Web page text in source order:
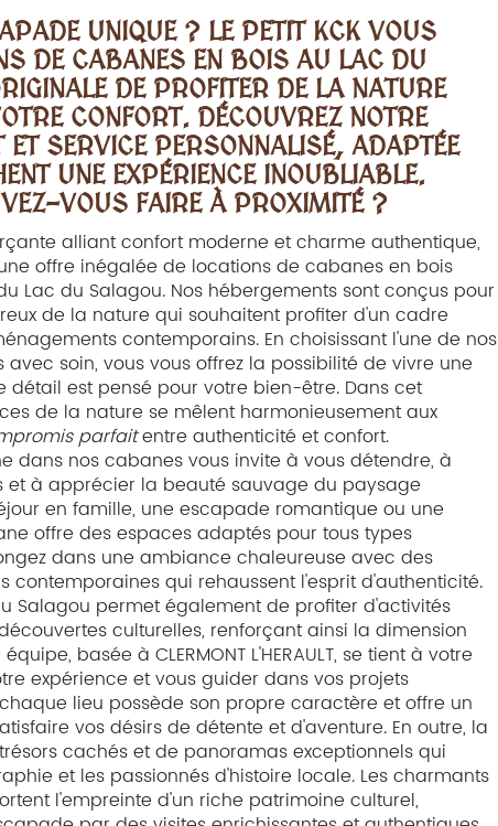
UNIQUE ? LE PETIT KCK VOUS
DE CABANES EN BOIS AU LAC DU
DE PROFITER DE LA NATURE
CONFORT. DÉCOUVREZ NOTRE
ET SERVICE PERSONNALISÉ, ADAPTÉE
UNE EXPÉRIENCE INOUBLIABLE.
VOUS FAIRE À PROXIMITÉ ?
alliant confort moderne et charme authentique,
une offre inégalée de locations de cabanes en bois
Lac du Salagou. Nos hébergements sont conçus pour
de la nature qui souhaitent profiter d'un cadre
contemporains. En choisissant l'une de nos
soin, vous vous offrez la possibilité de vivre une
est pensé pour votre bien-être. Dans cet
de la nature se mêlent harmonieusement aux
parfaitentre authenticité et confort.
dans nos cabanes vous invite à vous détendre, à
et à apprécier la beauté sauvage du paysage
en famille, une escapade romantique ou une
offre des espaces adaptés pour tous types
dans une ambiance chaleureuse avec des
contemporaines qui rehaussent l'esprit d'authenticité.
Salagou permet également de profiter d'activités
culturelles, renforçant ainsi la dimension
basée à CLERMONT L'HERAULT, se tient à votre
expérience et vous guider dans vos projets
lieu possède son propre caractère et offre un
vos désirs de détente et d'aventure. En outre, la
cachés et de panoramas exceptionnels qui
et les passionnés d'histoire locale. Les charmants
l'empreinte d'un riche patrimoine culturel,